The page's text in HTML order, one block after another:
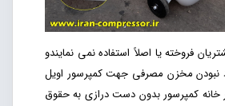
فروخته یا اصلاً استفاده نمی نمایندو
نبودن مخزن مصرفی جهت کمپرسور اویل
کمپرسور بدون دست درازی به حقوق